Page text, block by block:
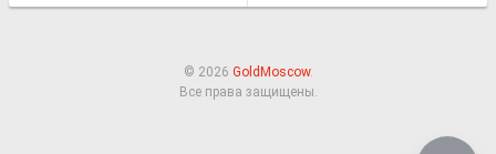
© 2026 GoldMoscow.
Все права защищены.